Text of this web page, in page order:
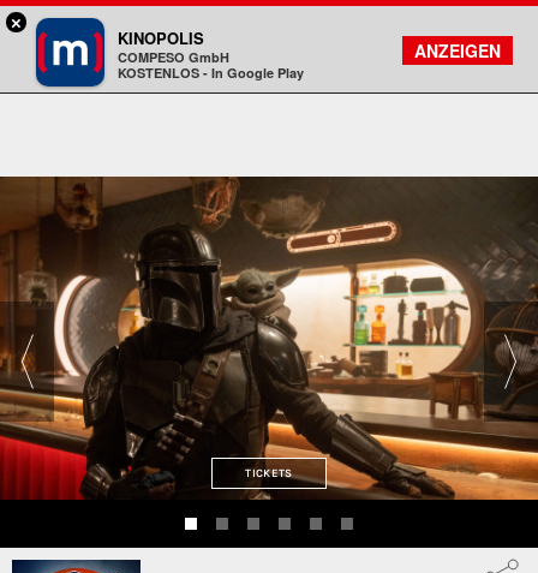
Kinopolis
FILMSUCHE
KONTO
TICKETS
×
KINOPOLIS
COMPESO GmbH
KOSTENLOS - In Google Play
ANZEIGEN